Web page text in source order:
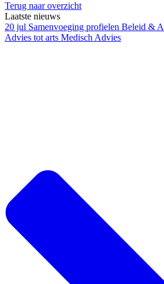
Terug naar overzicht
Laatste nieuws
20 jul Samenvoeging profielen Beleid &
Advies tot arts Medisch Advies